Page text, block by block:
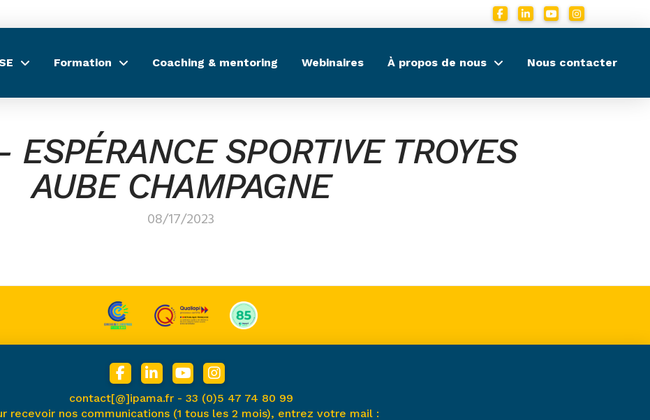
Formation Coaching & mentoring Webinaires À propos de nous Nous contacter
ESPÉRANCE SPORTIVE TROYES
AUBE CHAMPAGNE
08/17/2023
contact[@]ipama.fr - 33 (0)5 47 74 80 99
recevoir nos communications (1 tous les 2 mois), entrez votre mail :